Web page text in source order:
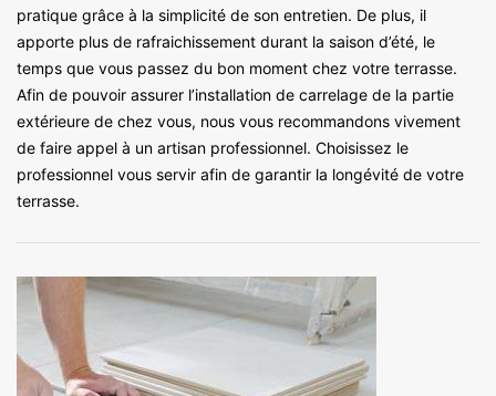
pratique grâce à la simplicité de son entretien. De plus, il
apporte plus de rafraichissement durant la saison d’été, le
temps que vous passez du bon moment chez votre terrasse.
Afin de pouvoir assurer l’installation de carrelage de la partie
extérieure de chez vous, nous vous recommandons vivement
de faire appel à un artisan professionnel. Choisissez le
professionnel vous servir afin de garantir la longévité de votre
terrasse.